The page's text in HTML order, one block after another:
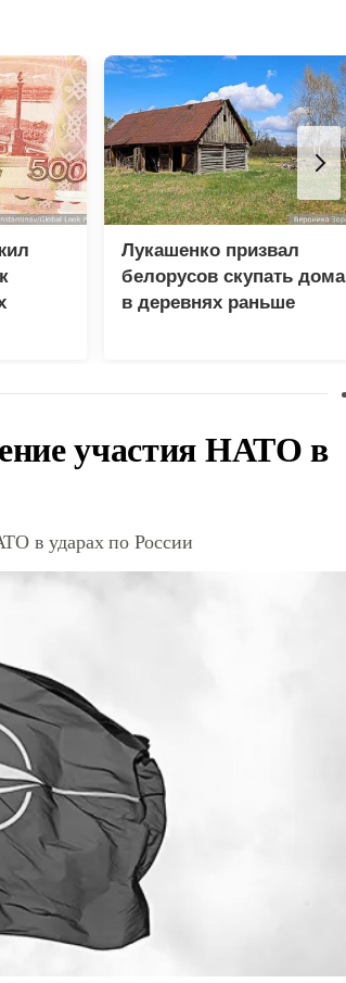
Лукашенко призвал
белорусов скупать дома
в деревнях раньше
участия НАТО в
в ударах по России